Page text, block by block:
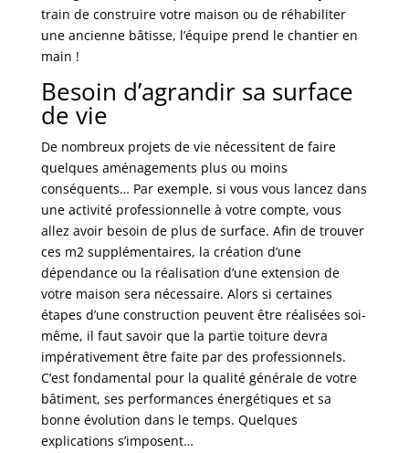
train de construire votre maison ou de réhabiliter
une ancienne bâtisse, l’équipe prend le chantier en
main !
Besoin d’agrandir sa surface
de vie
De nombreux projets de vie nécessitent de faire
quelques aménagements plus ou moins
conséquents… Par exemple, si vous vous lancez dans
une activité professionnelle à votre compte, vous
allez avoir besoin de plus de surface. Afin de trouver
ces m2 supplémentaires, la création d’une
dépendance ou la réalisation d’une extension de
votre maison sera nécessaire. Alors si certaines
étapes d’une construction peuvent être réalisées soi-
même, il faut savoir que la partie toiture devra
impérativement être faite par des professionnels.
C’est fondamental pour la qualité générale de votre
bâtiment, ses performances énergétiques et sa
bonne évolution dans le temps. Quelques
explications s’imposent…